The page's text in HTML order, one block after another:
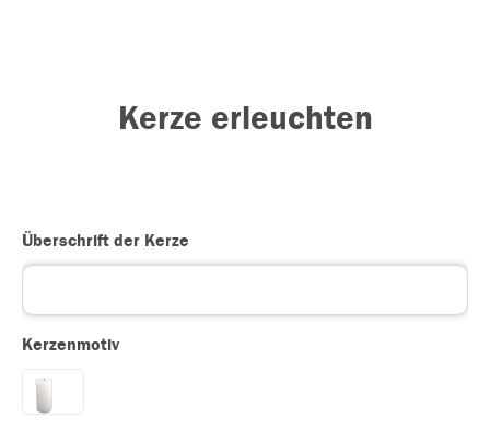
Kerze erleuchten
Überschrift der Kerze
Kerzenmotiv